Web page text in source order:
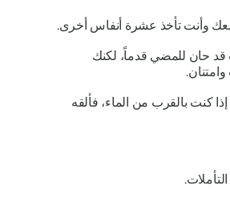
وأنت تأخذ عشرة أنفاس أخرى.
حان للمضي قدماً، لكنك
بالقرب من الماء، فألقه